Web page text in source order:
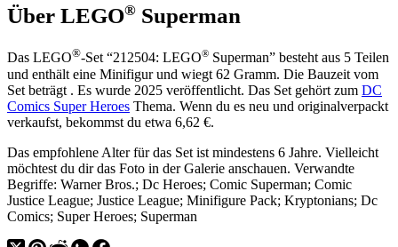
Über LEGO® Superman
Das LEGO®-Set “212504: LEGO® Superman” besteht aus 5 Teilen
und enthält eine Minifigur und wiegt 62 Gramm. Die Bauzeit vom
Set beträgt . Es wurde 2025 veröffentlicht. Das Set gehört zum DC
Comics Super Heroes Thema. Wenn du es neu und originalverpackt
verkaufst, bekommst du etwa 6,62 €.
Das empfohlene Alter für das Set ist mindestens 6 Jahre. Vielleicht
möchtest du dir das Foto in der Galerie anschauen. Verwandte
Begriffe: Warner Bros.; Dc Heroes; Comic Superman; Comic
Justice League; Justice League; Minifigure Pack; Kryptonians; Dc
Comics; Super Heroes; Superman